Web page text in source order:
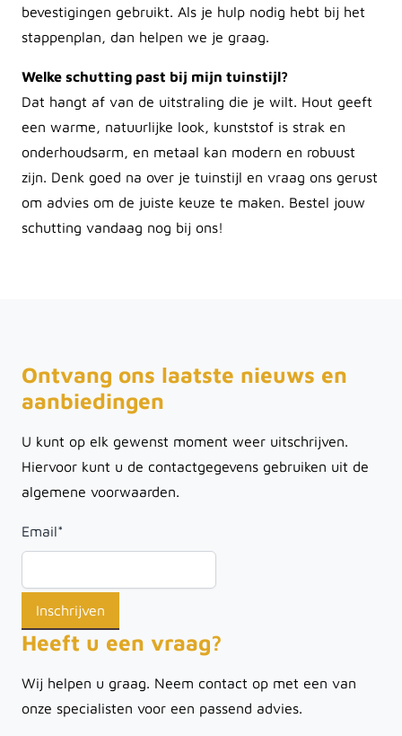
bevestigingen gebruikt. Als je hulp nodig hebt bij het
stappenplan, dan helpen we je graag.
Welke schutting past bij mijn tuinstijl?
Dat hangt af van de uitstraling die je wilt. Hout geeft
een warme, natuurlijke look, kunststof is strak en
onderhoudsarm, en metaal kan modern en robuust
zijn. Denk goed na over je tuinstijl en vraag ons gerust
om advies om de juiste keuze te maken. Bestel jouw
schutting vandaag nog bij ons!
Ontvang ons laatste nieuws en
aanbiedingen
U kunt op elk gewenst moment weer uitschrijven.
Hiervoor kunt u de contactgegevens gebruiken uit de
algemene voorwaarden.
Email*
Heeft u een vraag?
Wij helpen u graag. Neem contact op met een van
onze specialisten voor een passend advies.